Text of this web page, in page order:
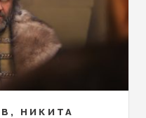
НИКИТА